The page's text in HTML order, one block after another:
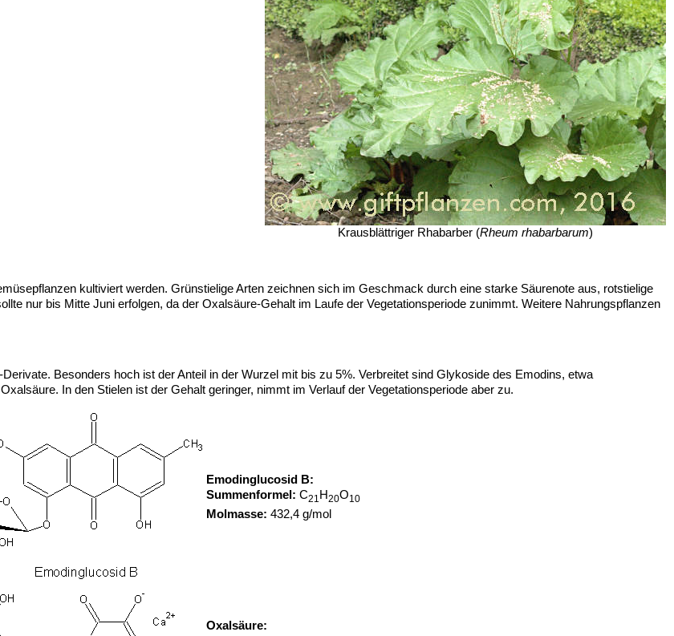
Krausblättriger Rhabarber (Rheum rhabarbarum)
kultiviert werden. Grünstielige Arten zeichnen sich im Geschmack durch eine starke Säurenote aus, rotstielige
nur bis Mitte Juni erfolgen, da der Oxalsäure-Gehalt im Laufe der Vegetationsperiode zunimmt. Weitere Nahrungspflanzen
Besonders hoch ist der Anteil in der Wurzel mit bis zu 5%. Verbreitet sind Glykoside des Emodins, etwa
In den Stielen ist der Gehalt geringer, nimmt im Verlauf der Vegetationsperiode aber zu.
Emodinglucosid B:
Summenformel: C21 H20O10
Molmasse: 432,4 g/mol
Oxalsäure: